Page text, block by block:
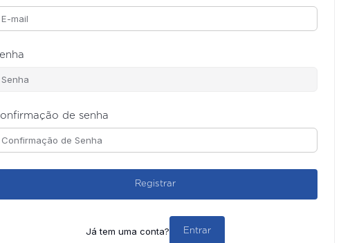
de senha
Registrar
Já tem uma conta? Entrar